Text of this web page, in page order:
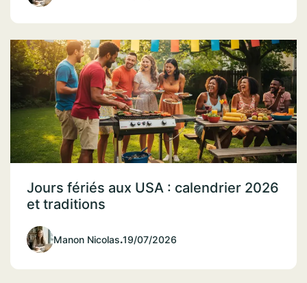
Jours fériés aux USA : calendrier 2026
et traditions
Manon Nicolas.19/07/2026